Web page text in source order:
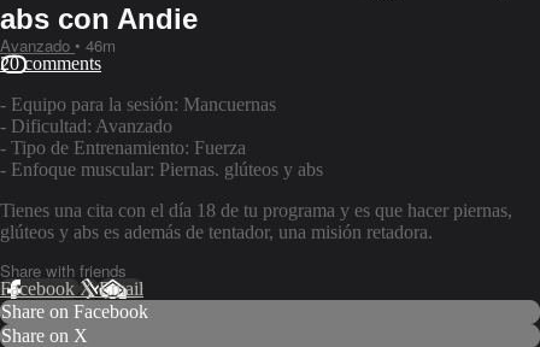
abs con Andie
Avanzado • 46m
20 comments
- Equipo para la sesión: Mancuernas
- Dificultad: Avanzado
- Tipo de Entrenamiento: Fuerza
- Enfoque muscular: Piernas. glúteos y abs
Tienes una cita con el día 18 de tu programa y es que hacer piernas,
glúteos y abs es además de tentador, una misión retadora.
Share with friends
Facebook XEmail
Share on Facebook
Share on X